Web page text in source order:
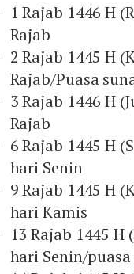
1 Rajab 1446 H
Rajab
2 Rajab 1445 H
Rajab/Puasa
3 Rajab 1446 H
Rajab
6 Rajab 1445 H
hari Senin
9 Rajab 1445 H
hari Kamis
13 Rajab 1445 H
hari Senin/